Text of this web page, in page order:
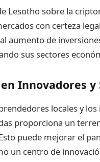
Lesotho sobre la
con certeza
aumento de
sus sectores
Innovadores y
locales y
proporciona un
puede mejorar el
un centro de